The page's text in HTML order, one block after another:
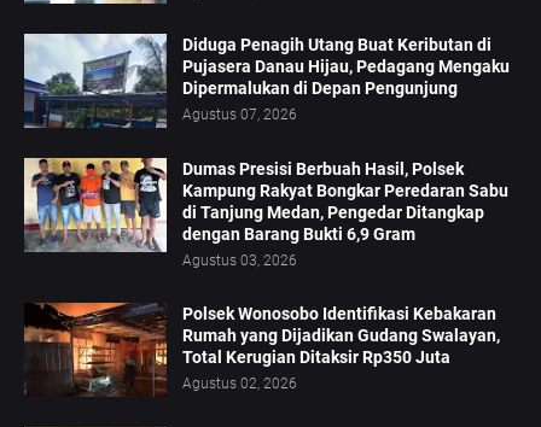
Diduga Penagih Utang Buat Keributan di
Pujasera Danau Hijau, Pedagang Mengaku
Dipermalukan di Depan Pengunjung
Agustus 07, 2026
Dumas Presisi Berbuah Hasil, Polsek
Kampung Rakyat Bongkar Peredaran Sabu
di Tanjung Medan, Pengedar Ditangkap
dengan Barang Bukti 6,9 Gram
Agustus 03, 2026
Polsek Wonosobo Identifikasi Kebakaran
Rumah yang Dijadikan Gudang Swalayan,
Total Kerugian Ditaksir Rp350 Juta
Agustus 02, 2026